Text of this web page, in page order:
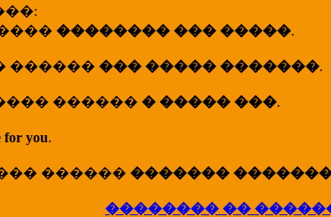
�������� ��� �����.
������ ��� ����� �������.
������ � ����� ���.
for you.
������ �������
�������� ��